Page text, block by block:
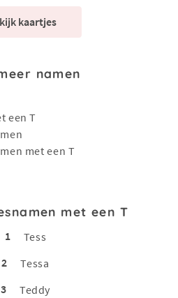
kaartjes
namen
een T
met een T
met een T
1
Tess
2
Tessa
3
Teddy